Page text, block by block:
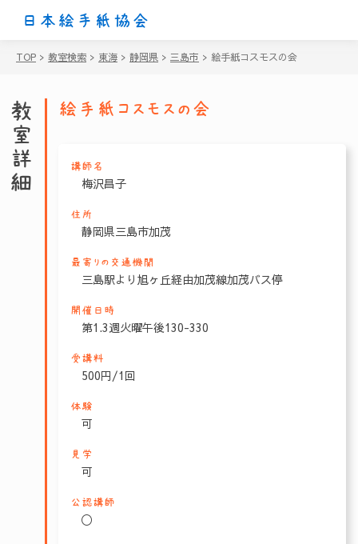
日本絵手紙協会
TOP > 教室検索 > 東海 > 静岡県 > 三島市 > 絵手紙コスモスの会
教室詳細 絵手紙コスモスの会
講師名
梅沢昌子
住所
静岡県三島市加茂
最寄りの交通機関
三島駅より旭ヶ丘経由加茂線加茂バス停
開催日時
第1.3週火曜午後130-330
受講料
500円/1回
体験
可
見学
可
公認講師
〇